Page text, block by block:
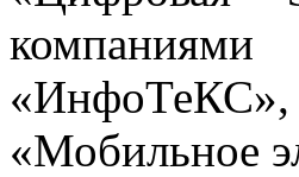
«ИнфоТеКС»,
«Мобильное